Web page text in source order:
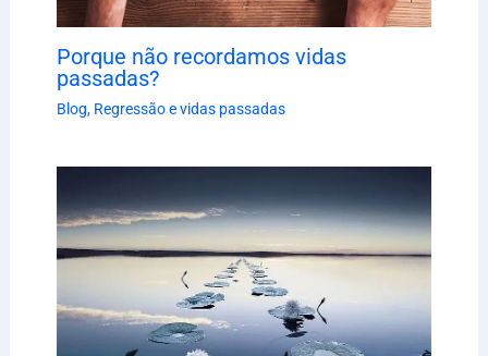
Porque não recordamos vidas
passadas?
Blog, Regressão e vidas passadas